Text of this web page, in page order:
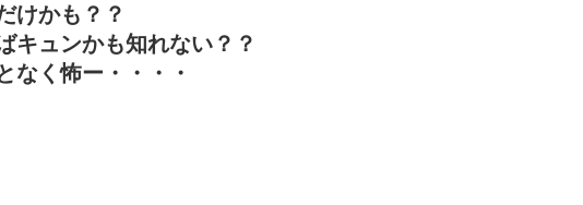
けかも？？
キュンかも知れない？？
なく怖ー・・・・